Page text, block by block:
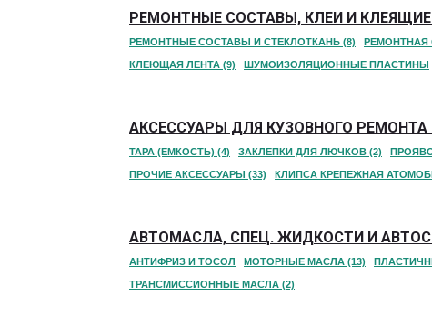
РЕМОНТНЫЕ СОСТАВЫ, КЛЕИ И
РЕМОНТНЫЕ СОСТАВЫ И СТЕКЛОТКАНЬ (8) РЕМОНТНАЯ
КЛЕЮЩАЯ ЛЕНТА (9) ШУМОИЗОЛЯЦИОННЫЕ ПЛАСТИНЫ
АКСЕССУАРЫ ДЛЯ КУЗОВНОГО РЕМОНТА
ТАРА (ЕМКОСТЬ) (4) ЗАКЛЕПКИ ДЛЯ ЛЮЧКОВ (2)
ПРОЧИЕ АКСЕССУАРЫ (33) КЛИПСА КРЕПЕЖНАЯ
АВТОМАСЛА, СПЕЦ. ЖИДКОСТИ И
АНТИФРИЗ И ТОСОЛ МОТОРНЫЕ МАСЛА (13)
ТРАНСМИССИОННЫЕ МАСЛА (2)